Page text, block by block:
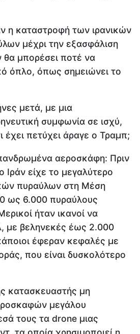
η καταστροφή των ιρανικών
μέχρι την εξασφάλιση
θα μπορέσει ποτέ να
όπλο, όπως σημειώνει το
μετά, με μια
συμφωνία σε ισχύ,
έχει πετύχει άραγε ο Τραμπ;
αεροσκάφη: Πριν
είχε το μεγαλύτερο
πυραύλων στη Μέση
ως 6.000 πυραύλους
ήταν ικανοί να
με βεληνεκές έως 2.000
έφεραν κεφαλές με
που είναι δυσκολότερο
κατασκευαστής μη
μεγάλου
τους τα drone μιας